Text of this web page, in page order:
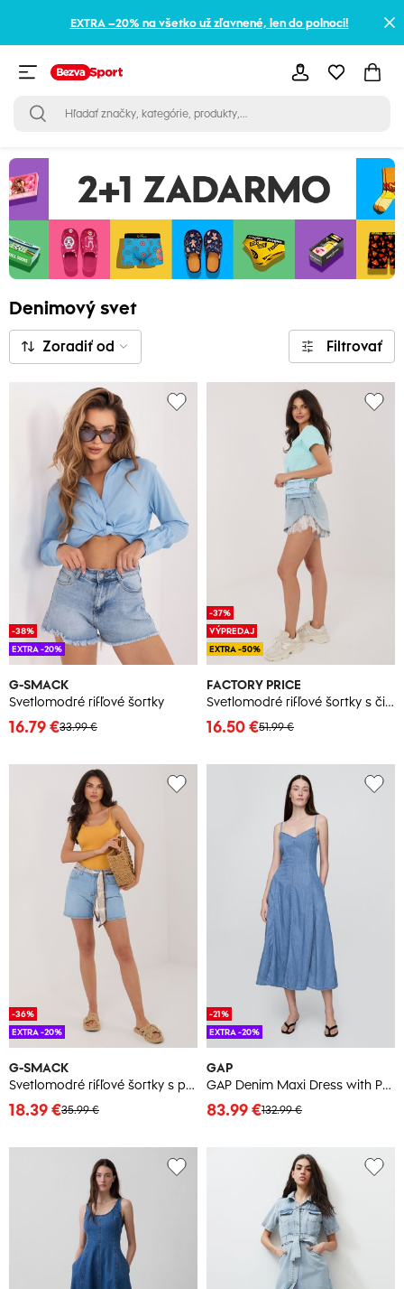
EXTRA –20% na všetko už zľavnené, len do polnoci!
Denimový svet
Zoradiť od Filtrovať
G-SMACK
Svetlomodré rifľové šortky
33.99 €
16.79 €
-38%
EXTRA -20%
FACTORY PRICE
Svetlomodré rifľové šortky s čipkou
51.99 €
16.50 €
-37%
VÝPREDAJ
EXTRA -50%
G-SMACK
Svetlomodré rifľové šortky s páskou
35.99 €
18.39 €
-36%
EXTRA -20%
GAP
GAP Denim Maxi Dress with Pockets - Ladies
132.99 €
83.99 €
-21%
EXTRA -20%